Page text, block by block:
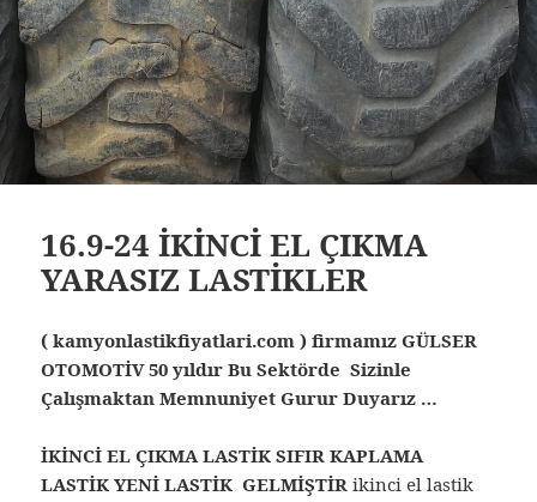
16.9-24 İKİNCİ EL ÇIKMA
YARASIZ LASTİKLER
( kamyonlastikfiyatlari.com ) firmamız GÜLSER
OTOMOTİV 50 yıldır Bu Sektörde Sizinle
Çalışmaktan Memnuniyet Gurur Duyarız …
İKİNCİ EL ÇIKMA LASTİK SIFIR KAPLAMA
LASTİK YENİ LASTİK GELMİŞTİRikinci el lastik